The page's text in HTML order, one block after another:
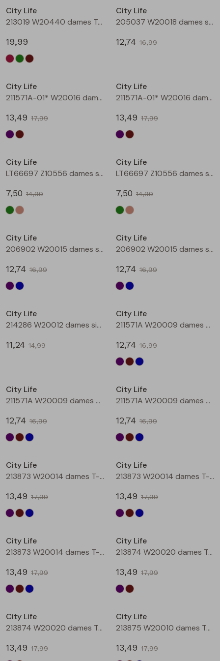
Blouses lange mouw
Sweatshirts
Gilet spencers
Jackjes
Blazers
Bermuda's
Bermuda's
Lange broek
Jackjes
Jassen
Leggings
Rokken
Lange broeken
Lange broeken
Leggings
T-shirts lange mouw
Tops
Vesten
City Life
213019 W20440 dames T-shirt lm Bruin
19,99
City Life
205037 W20018 dames singlet Aubergine
12,74 16,99
City Life
211571A-01* W20016 dames T-shirt km aubergine
13,49 17,99
City Life
211571A-01* W20016 dames T-shirt km bruin
13,49 17,99
City Life
LT66697 Z10556 dames singlet Army
7,50 14,99
City Life
LT66697 Z10556 dames singlet Kit
7,50 14,99
City Life
206902 W20015 dames singlet Aubergine
12,74 16,99
City Life
206902 W20015 dames singlet Petrol
12,74 16,99
City Life
214286 W20012 dames singlet Petrol
11,24 14,99
City Life
211571A W20009 dames T-shirt km Aubergine
12,74 16,99
City Life
211571A W20009 dames T-shirt km Bruin
12,74 16,99
City Life
211571A W20009 dames T-shirt km Petrol
12,74 16,99
City Life
213873 W20014 dames T-shirt km Aubergine
13,49 17,99
City Life
213873 W20014 dames T-shirt km Bruin
13,49 17,99
City Life
213873 W20014 dames T-shirt km Petrol
13,49 17,99
City Life
213874 W20020 dames T-shirt km Aubergine
13,49 17,99
City Life
213874 W20020 dames T-shirt km Bruin
13,49 17,99
City Life
213875 W20010 dames T-shirt km Aubergine
13,49 17,99